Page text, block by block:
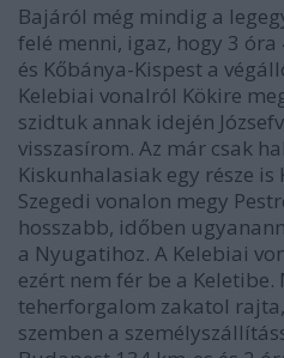
Bajáról még mindig a
felé menni, igaz, hogy 3
és Kőbánya-Kispest a
Kelebiai vonalról Kökire
szidtuk annak idején
visszasírom. Az már csak
Kiskunhalasiak egy része
Szegedi vonalon megy
hosszabb, időben
a Nyugatihoz. A Kelebiai
ezért nem fér be a Keletibe.
teherforgalom zakatol
szemben a